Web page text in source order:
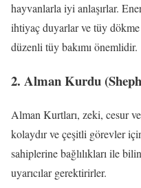
hayvanlarla iyi anlaşırlar.
ihtiyaç duyarlar ve tüy
düzenli tüy bakımı önemlidir.
2. Alman Kurdu
Alman Kurtları, zeki, cesur
kolaydır ve çeşitli görevler
sahiplerine bağlılıkları ile
uyarıcılar gerektirirler.